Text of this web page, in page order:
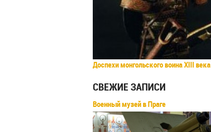
Доспехи монгольского воина XIII века
СВЕЖИЕ ЗАПИСИ
Военный музей в Праге